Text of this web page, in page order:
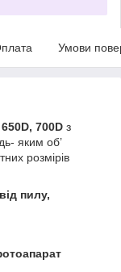
Умови
700D з
яким об’
розмірів
пилу,